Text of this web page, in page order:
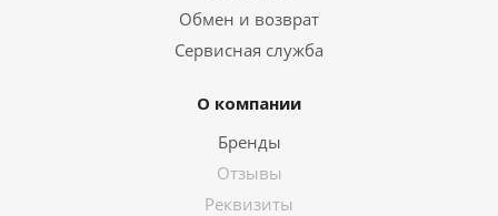
Обмен и возврат
Сервисная служба
О компании
Бренды
Отзывы
Реквизиты